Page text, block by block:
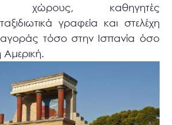
χώρους, καθηγητές
γραφεία και στελέχη
αγοράς τόσο στην Ισπανία όσο
Αμερική.